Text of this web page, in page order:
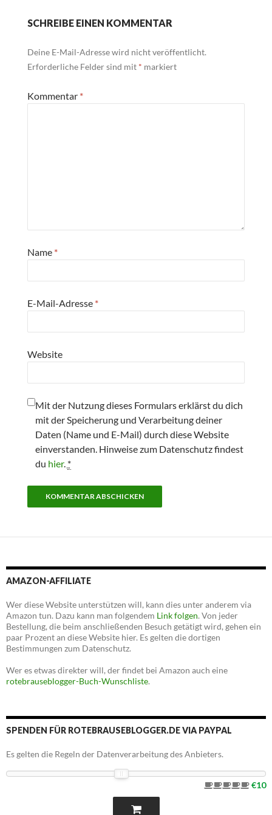
SCHREIBE EINEN KOMMENTAR
Deine E-Mail-Adresse wird nicht veröffentlicht.
Erforderliche Felder sind mit * markiert
Kommentar *
Name *
E-Mail-Adresse *
Website
Mit der Nutzung dieses Formulars erklärst du dich
mit der Speicherung und Verarbeitung deiner
Daten (Name und E-Mail) durch diese Website
einverstanden. Hinweise zum Datenschutz findest
du hier. *
AMAZON-AFFILIATE
Wer diese Website unterstützen will, kann dies unter anderem via
Amazon tun. Dazu kann man folgendem Link folgen. Von jeder
Bestellung, die beim anschließenden Besuch getätigt wird, gehen ein
paar Prozent an diese Website hier. Es gelten die dortigen
Bestimmungen zum Datenschutz.
Wer es etwas direkter will, der findet bei Amazon auch eine
rotebrauseblogger-Buch-Wunschliste.
SPENDEN FÜR ROTEBRAUSEBLOGGER.DE VIA PAYPAL
Es gelten die Regeln der Datenverarbeitung des Anbieters.
€10